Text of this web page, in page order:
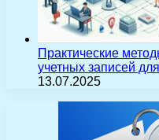
Практические
учетных записей
13.07.2025